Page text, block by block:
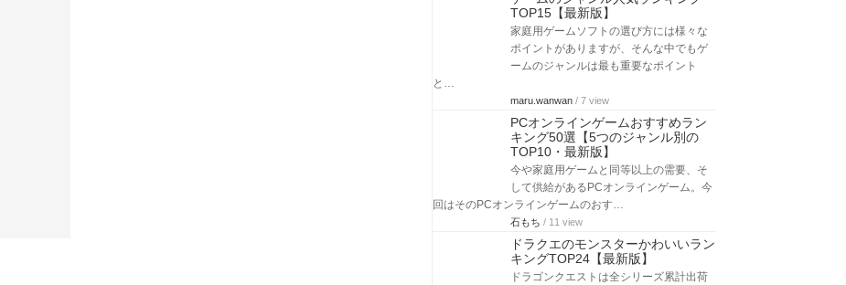
TOP15【最新版】
家庭用ゲームソフトの選び方には様々な
ポイントがありますが、そんな中でもゲ
ームのジャンルは最も重要なポイント
と…
maru.wanwan / 7 view
PCオンラインゲームおすすめラン
キング50選【5つのジャンル別の
TOP10・最新版】
今や家庭用ゲームと同等以上の需要、そ
して供給があるPCオンラインゲーム。今
回はそのPCオンラインゲームのおす…
石もち / 11 view
ドラクエのモンスターかわいいラン
キングTOP24【最新版】
ドラゴンクエストは全シリーズ累計出荷